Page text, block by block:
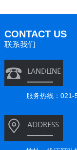
CONTACT US
联系我们
服务热线：